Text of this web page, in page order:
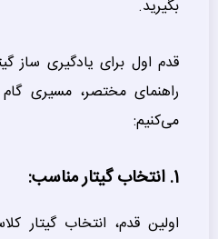
بگیرید.
قدم اول برای یادگیری ساز
راهنمای مختصر، مسیری
می‌کنیم:
1. انتخاب گیتار مناسب:
اولین قدم، انتخاب گیتار